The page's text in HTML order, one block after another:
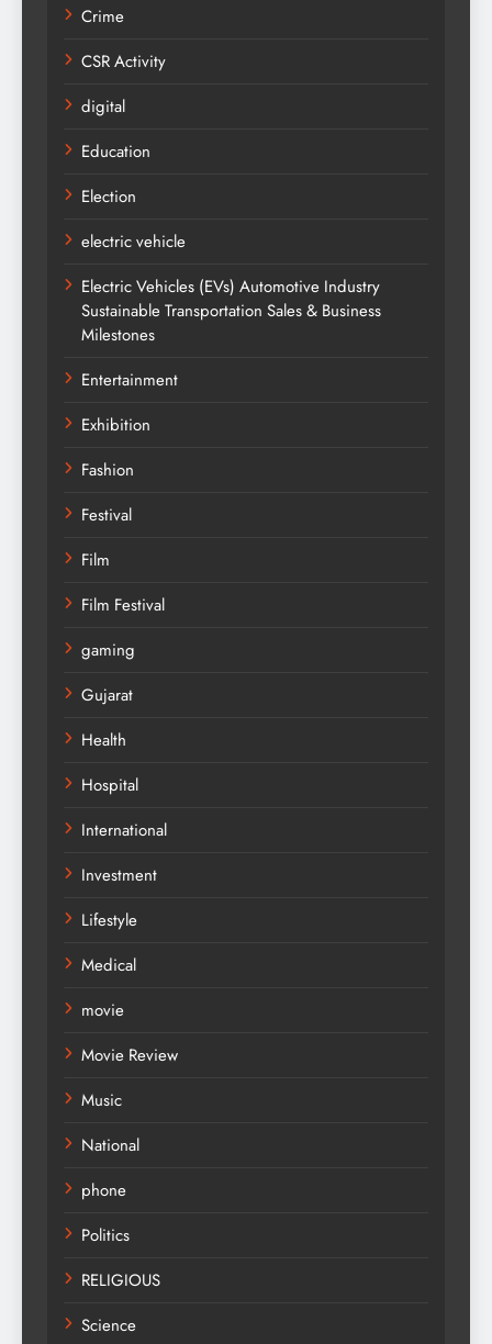
Crime
CSR Activity
digital
Education
Election
electric vehicle
Electric Vehicles (EVs) Automotive Industry
Sustainable Transportation Sales & Business
Milestones
Entertainment
Exhibition
Fashion
Festival
Film
Film Festival
gaming
Gujarat
Health
Hospital
International
Investment
Lifestyle
Medical
movie
Movie Review
Music
National
phone
Politics
RELIGIOUS
Science